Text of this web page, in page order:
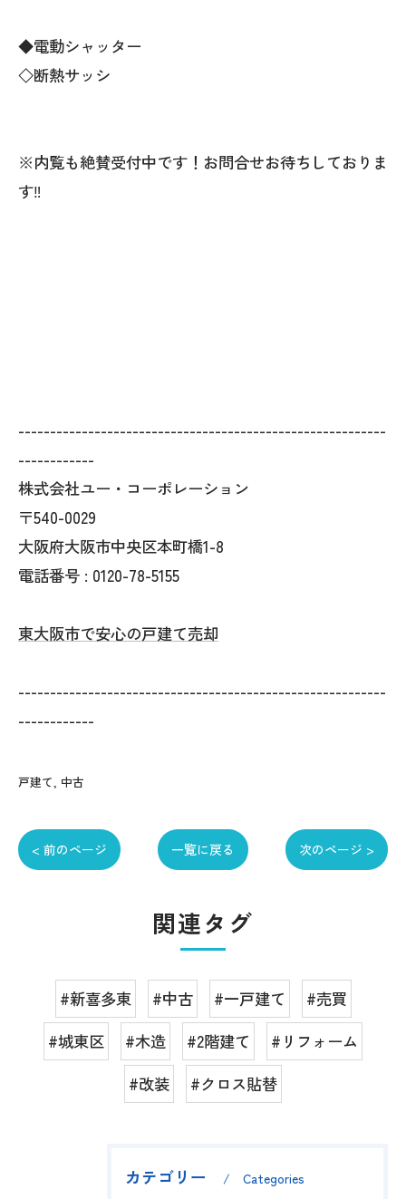
◆電動シャッター
◇断熱サッシ
※内覧も絶賛受付中です！お問合せお待ちしておりま
す‼
----------------------------------------------------------
------------
株式会社ユー・コーポレーション
〒540-0029
大阪府大阪市中央区本町橋1-8
電話番号 : 0120-78-5155
東大阪市で安心の戸建て売却
----------------------------------------------------------
------------
戸建て 中古
< 前のページ 一覧に戻る 次のページ >
関連タグ
#新喜多東 #中古 #一戸建て
#売買
#城東区
#木造 #2階建て
#リフォーム
#改装
#クロス貼替
カテゴリー Categories